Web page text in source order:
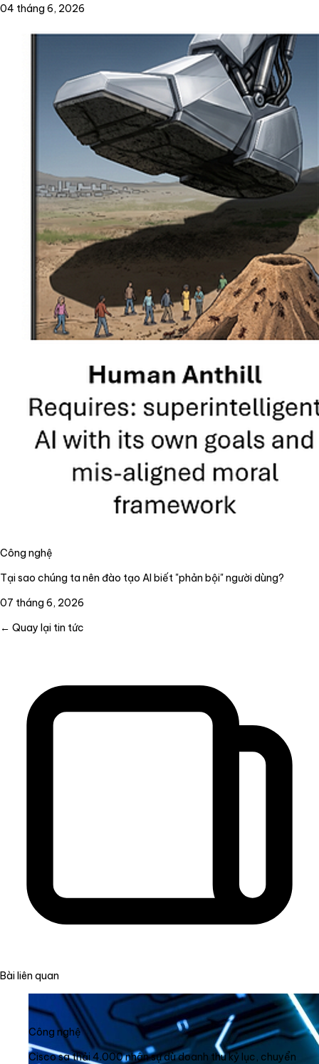
04 tháng 6, 2026
Công nghệ
Tại sao chúng ta nên đào tạo AI biết "phản bội" người dùng?
07 tháng 6, 2026
← Quay lại tin tức
Bài liên quan
Công nghệ
Cisco sa thải 4.000 nhân sự dù doanh thu kỷ lục, chuyển